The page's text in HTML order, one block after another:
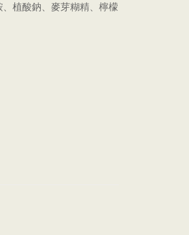
植酸鈉、麥芽糊精、檸檬